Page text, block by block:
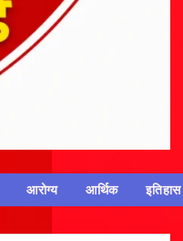
आरोग्य आर्थिक इतिहास